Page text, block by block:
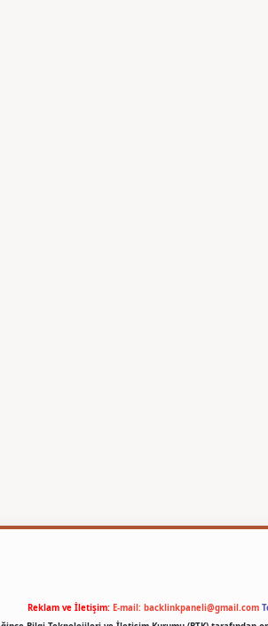
Reklam ve İletişim: E-mail: backlinkpaneli@gmail.com